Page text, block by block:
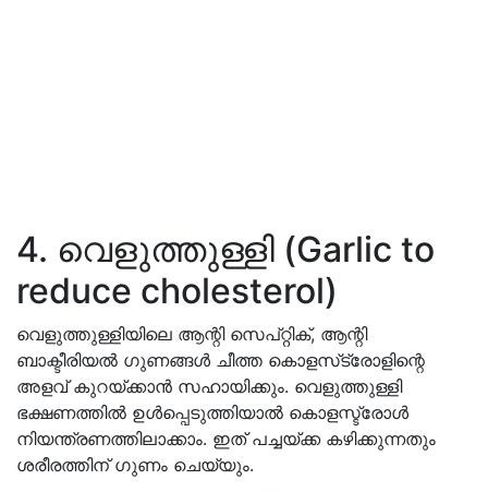
4. വെളുത്തുള്ളി (Garlic to
reduce cholesterol)
വെളുത്തുള്ളിയിലെ ആന്റി സെപ്റ്റിക്, ആന്റി
ബാക്ടീരിയൽ ഗുണങ്ങൾ ചീത്ത കൊളസ്‌ട്രോളിന്റെ
അളവ് കുറയ്ക്കാൻ സഹായിക്കും. വെളുത്തുള്ളി
ഭക്ഷണത്തിൽ ഉൾപ്പെടുത്തിയാൽ കൊളസ്ട്രോൾ
നിയന്ത്രണത്തിലാക്കാം. ഇത് പച്ചയ്ക്ക കഴിക്കുന്നതും
ശരീരത്തിന് ഗുണം ചെയ്യും.